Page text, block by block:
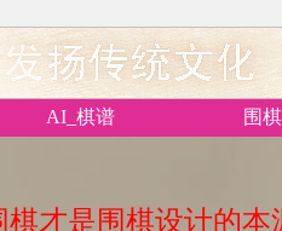
AI_棋谱 围
棋才是围棋设计的